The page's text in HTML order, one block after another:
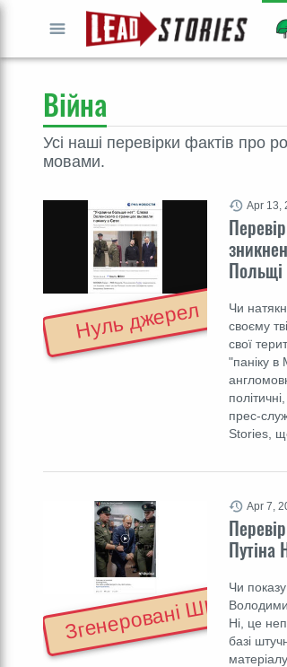
Війна
Усі наші перевірки фактів про
мовами.
Польщі
Чи
своєму
свої
"паніку
прес-
Stories,
Apr 13,
Нуль джерел
Путіна
Чи
Ні, це
базі
Apr 7,
Згенеровані ШІ